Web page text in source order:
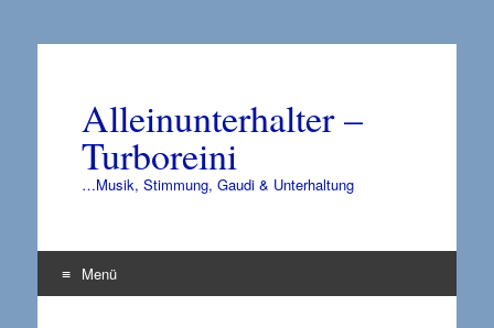
Alleinunterhalter –
Turboreini
…Musik, Stimmung, Gaudi & Unterhaltung
Menü